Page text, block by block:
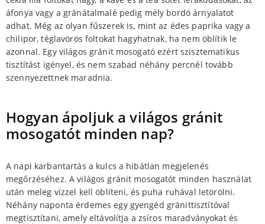
áfonya vagy a gránátalmalé pedig mély bordó árnyalatot
adhat. Még az olyan fűszerek is, mint az édes paprika vagy a
chilipor, téglavörös foltokat hagyhatnak, ha nem öblítik le
azonnal. Egy világos gránit mosogató ezért szisztematikus
tisztítást igényel, és nem szabad néhány percnél tovább
szennyezettnek maradnia.
Hogyan ápoljuk a világos gránit
mosogatót minden nap?
A napi karbantartás a kulcs a hibátlan megjelenés
megőrzéséhez. A világos gránit mosogatót minden használat
után meleg vízzel kell öblíteni, és puha ruhával letörölni.
Néhány naponta érdemes egy gyengéd gránittisztítóval
megtisztítani, amely eltávolítja a zsíros maradványokat és